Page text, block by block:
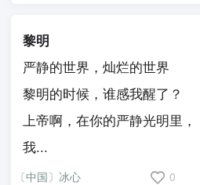
黎明
严静的世界，灿烂的世界
黎明的时候，谁感我醒了？
上帝啊，在你的严静光明里，
我...
〔中国〕冰心 0